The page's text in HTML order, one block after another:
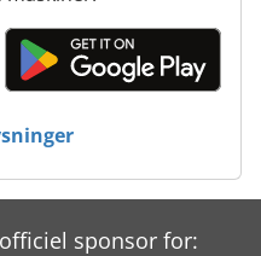
sponsor for: